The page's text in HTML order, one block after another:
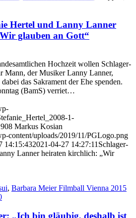
Hertel und Lanny Lanner
glauben an Gott“
Hochzeit wollen Schlager-
Mann, der Musiker Lanny Lanner,
das Sakrament der Ehe spenden.
(BamS) verriet…
1-
908 Markus Kosian
content/uploads/2019/11/PGLogo.png
14:15:432021-04-27 14:27:11 Schlager-
Lanner heiraten kirchlich: „Wir
, Barbara Meier Filmball Vienna 2015